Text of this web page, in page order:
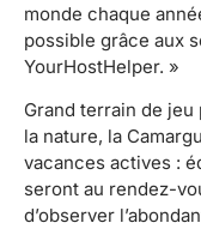
monde chaque
possible grâce aux
YourHostHelper. »
Grand terrain de
la nature, la
vacances actives :
seront au rendez-
d’observer